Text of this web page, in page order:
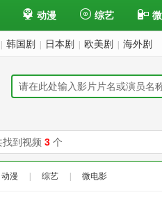
动漫 综艺
韩国剧 日本剧 欧美剧 海外剧
找到视频 3 个
动漫 综艺 微电影